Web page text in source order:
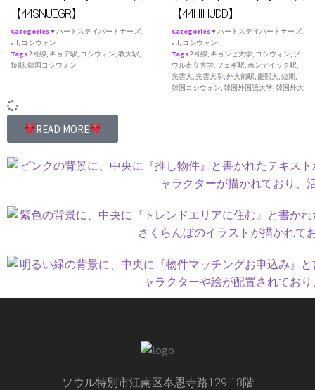
【44SNUEGR】
Categories♥ ハートステイパートナーズ,
all, コシウォン
Tags2号線, キョデ駅, コシウォン,教大駅,
短期,韓国コシウォン
【44HIHUDD】
Categories♥ ハートステイパートナーズ,
all, コシウォン
Tags2号線, キョンヒ大学, コシウォン, ソ
ウル市立大学, フェギ駅,ホンデイック駅,
光雲大,光雲大学,外大前駅, 慶熙大,短期,
韓国コシウォン,韓国外国語大学,韓国外大
READ MORE
ソウル特別市江南区奉恩寺路129 18階